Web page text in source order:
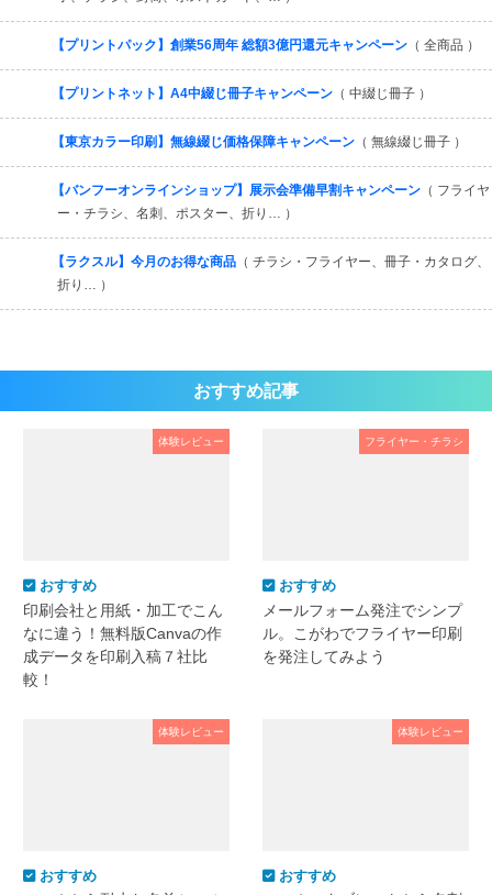
【プリントパック】創業56周年 総額3億円還元キャンペーン （ 全商品 ）
【プリントネット】A4中綴じ冊子キャンペーン （ 中綴じ冊子 ）
【東京カラー印刷】無線綴じ価格保障キャンペーン （ 無線綴じ冊子 ）
【バンフーオンラインショップ】展示会準備早割キャンペーン （ フライヤ
ー・チラシ、名刺、ポスター、折り… ）
【ラクスル】今月のお得な商品 （ チラシ・フライヤー、冊子・カタログ、
折り… ）
おすすめ記事
体験レビュー
おすすめ
印刷会社と用紙・加工でこん
なに違う！無料版Canvaの作
成データを印刷入稿７社比
較！
フライヤー・チラシ
おすすめ
メールフォーム発注でシンプ
ル。こがわでフライヤー印刷
を発注してみよう
体験レビュー
おすすめ
体験レビュー
おすすめ